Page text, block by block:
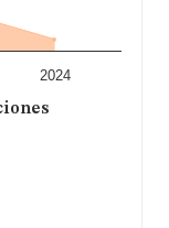
información
son 9; la
años.
físicas
gestión de
jurídico,
la importación,
cuanto a la
ha perdido
2024